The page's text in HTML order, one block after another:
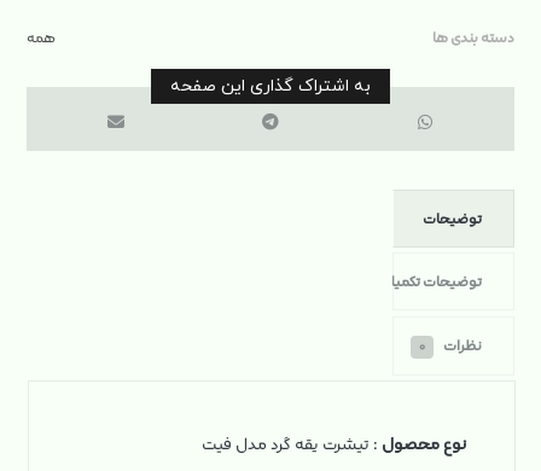
دسته بندی ها همه
توضیحات
توضیحات تکمیلی
نظرات ۰
نوع محصول : تیشرت یقه گرد مدل فیت